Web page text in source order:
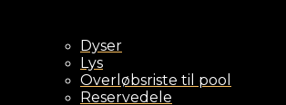
Dyser
Lys
Overløbsriste til pool
Reservedele